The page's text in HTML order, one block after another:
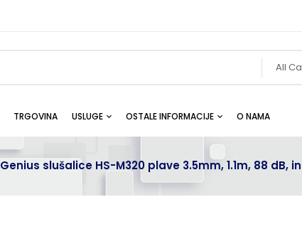
All
TRGOVINA USLUGE OSTALE INFORMACIJE O NAMA
Genius slušalice HS-M320 plave 3.5mm, 1.1m, 88 dB,